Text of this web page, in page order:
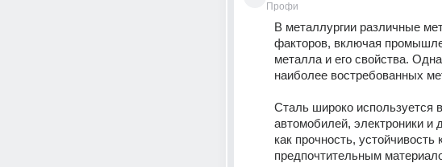
Профи
В металлургии различные
факторов, включая
металла и его свойства.
наиболее востребованных
Сталь широко используется
автомобилей, электроники и
как прочность,
предпочтительным